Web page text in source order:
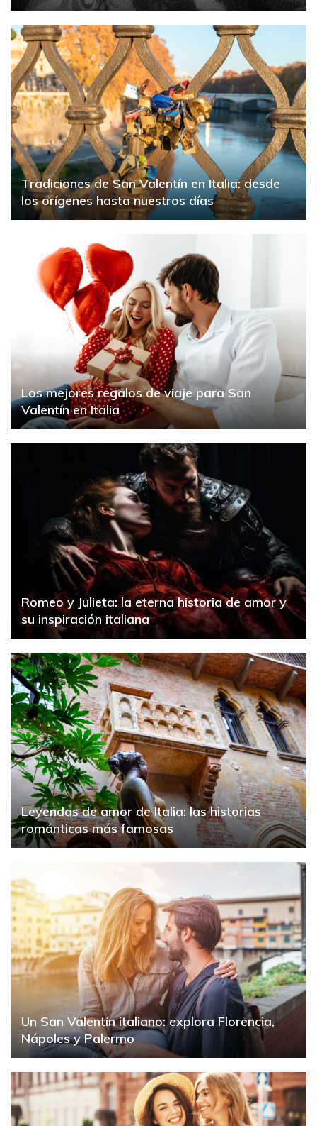
Tradiciones de San Valentín en Italia: desde
los orígenes hasta nuestros días
Los mejores regalos de viaje para San
Valentín en Italia
Romeo y Julieta: la eterna historia de amor y
su inspiración italiana
Leyendas de amor de Italia: las historias
románticas más famosas
Un San Valentín italiano: explora Florencia,
Nápoles y Palermo